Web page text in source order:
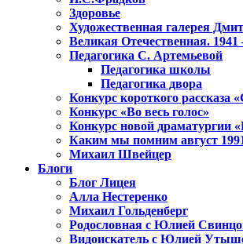
Здоровье
Художественная галерея
Великая Отечественная.
Педагогика С. Артемьевой
Педагогика школы
Педагогика двора
Конкурс короткого рассказа
Конкурс «Во весь голос»
Конкурс новой драматургии
Каким мы помним август
Михаил Швейцер
Блоги
Блог Лицея
Алла Нестеренко
Михаил Гольденберг
Родословная с Юлией
Видоискатель с Юлией